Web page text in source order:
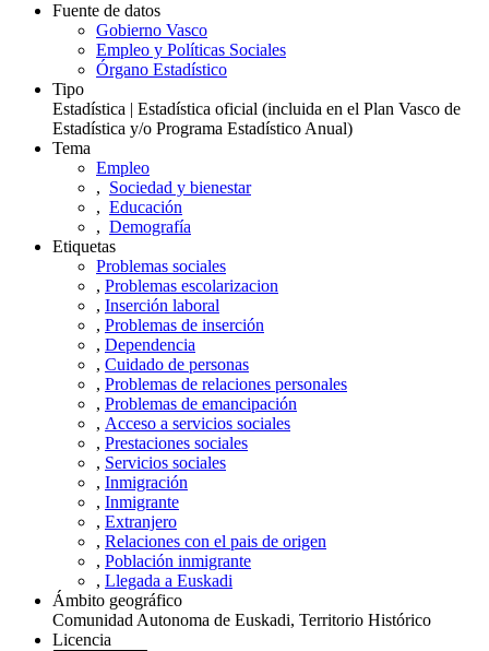
Fuente de datos
Gobierno Vasco
Empleo y Políticas Sociales
Órgano Estadístico
Tipo
Estadística | Estadística oficial (incluida en el Plan Vasco de
Estadística y/o Programa Estadístico Anual)
Tema
Empleo
, Sociedad y bienestar
, Educación
, Demografía
Etiquetas
Problemas sociales
, Problemas escolarizacion
, Inserción laboral
, Problemas de inserción
, Dependencia
, Cuidado de personas
, Problemas de relaciones personales
, Problemas de emancipación
, Acceso a servicios sociales
, Prestaciones sociales
, Servicios sociales
, Inmigración
, Inmigrante
, Extranjero
, Relaciones con el pais de origen
, Población inmigrante
, Llegada a Euskadi
Ámbito geográfico
Comunidad Autonoma de Euskadi, Territorio Histórico
Licencia